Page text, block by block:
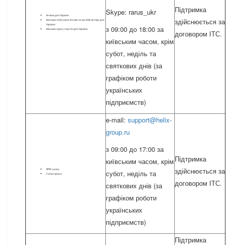
Аптека для України
Магазин побутової техніки та засобів зв'язку для
України
Магазин одягу і взуття для України
Skype: rarus_ukr
з 09:00 до 18:00 за
київським часом, крім
субот, неділь та
святкових днів (за
графіком роботи
українських
підприємств)
Підтримка
здійснюється за
договором ІТС.
SPA-салон
Салон краси
e-mail: support@helix-
group.ru
з 09:00 до 17:00 за
київським часом, крім
субот, неділь та
святкових днів (за
графіком роботи
українських
підприємств)
Підтримка
здійснюється за
договором ІТС.
Підтримка